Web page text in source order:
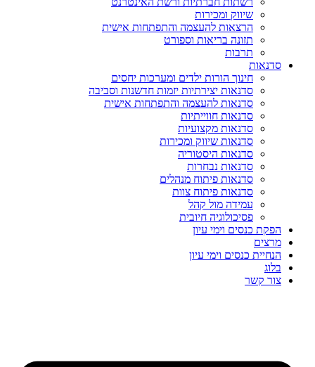
שיווק ומכירות
הרצאות להעצמה והתפתחות אישית
תזונה בריאות וספורט
תרבות
סדנאות
חינוך הורות ילדים ומערכות יחסים
סדנאות יצירתיות יזמות חדשנות וסביבה
סדנאות להעצמה והתפתחות אישית
סדנאות חווייתיות
סדנאות מקצועיות
סדנאות שיווק ומכירות
סדנאות היסטוריה
סדנאות נבחרות
סדנאות פיתוח מנהלים
סדנאות פיתוח צוות
עמידה מול קהל
פסיכולוגיה חיובית
הפקת כנסים וימי עיון
מרצים
הנחיית כנסים וימי עיון
בלוג
צור קשר